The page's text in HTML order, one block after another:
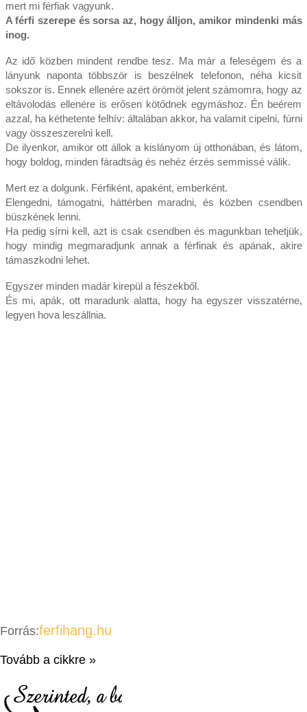
mert mi férfiak vagyunk.
A férfi szerepe és sorsa az, hogy álljon, amikor mindenki más
inog.
Az idő közben mindent rendbe tesz. Ma már a feleségem és a
lányunk naponta többször is beszélnek telefonon, néha kicsit
sokszor is. Ennek ellenére azért örömöt jelent számomra, hogy az
eltávolodás ellenére is erősen kötődnek egymáshoz. Én beérem
azzal, ha kéthetente felhív: általában akkor, ha valamit cipelni, fúrni
vagy összeszerelni kell.
De ilyenkor, amikor ott állok a kislányom új otthonában, és látom,
hogy boldog, minden fáradtság és nehéz érzés semmissé válik.
Mert ez a dolgunk. Férfiként, apaként, emberként.
Elengedni, támogatni, háttérben maradni, és közben csendben
büszkének lenni.
Ha pedig sírni kell, azt is csak csendben és magunkban tehetjük,
hogy mindig megmaradjunk annak a férfinak és apának, akire
támaszkodni lehet.
Egyszer minden madár kirepül a fészekből.
És mi, apák, ott maradunk alatta, hogy ha egyszer visszatérne,
legyen hova leszállnia.
Forrás:ferfihang.hu
Tovább a cikkre »